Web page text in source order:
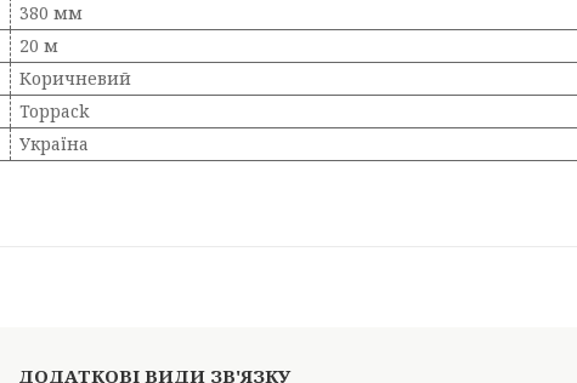
380 мм
20 м
Коричневий
Toppack
Україна